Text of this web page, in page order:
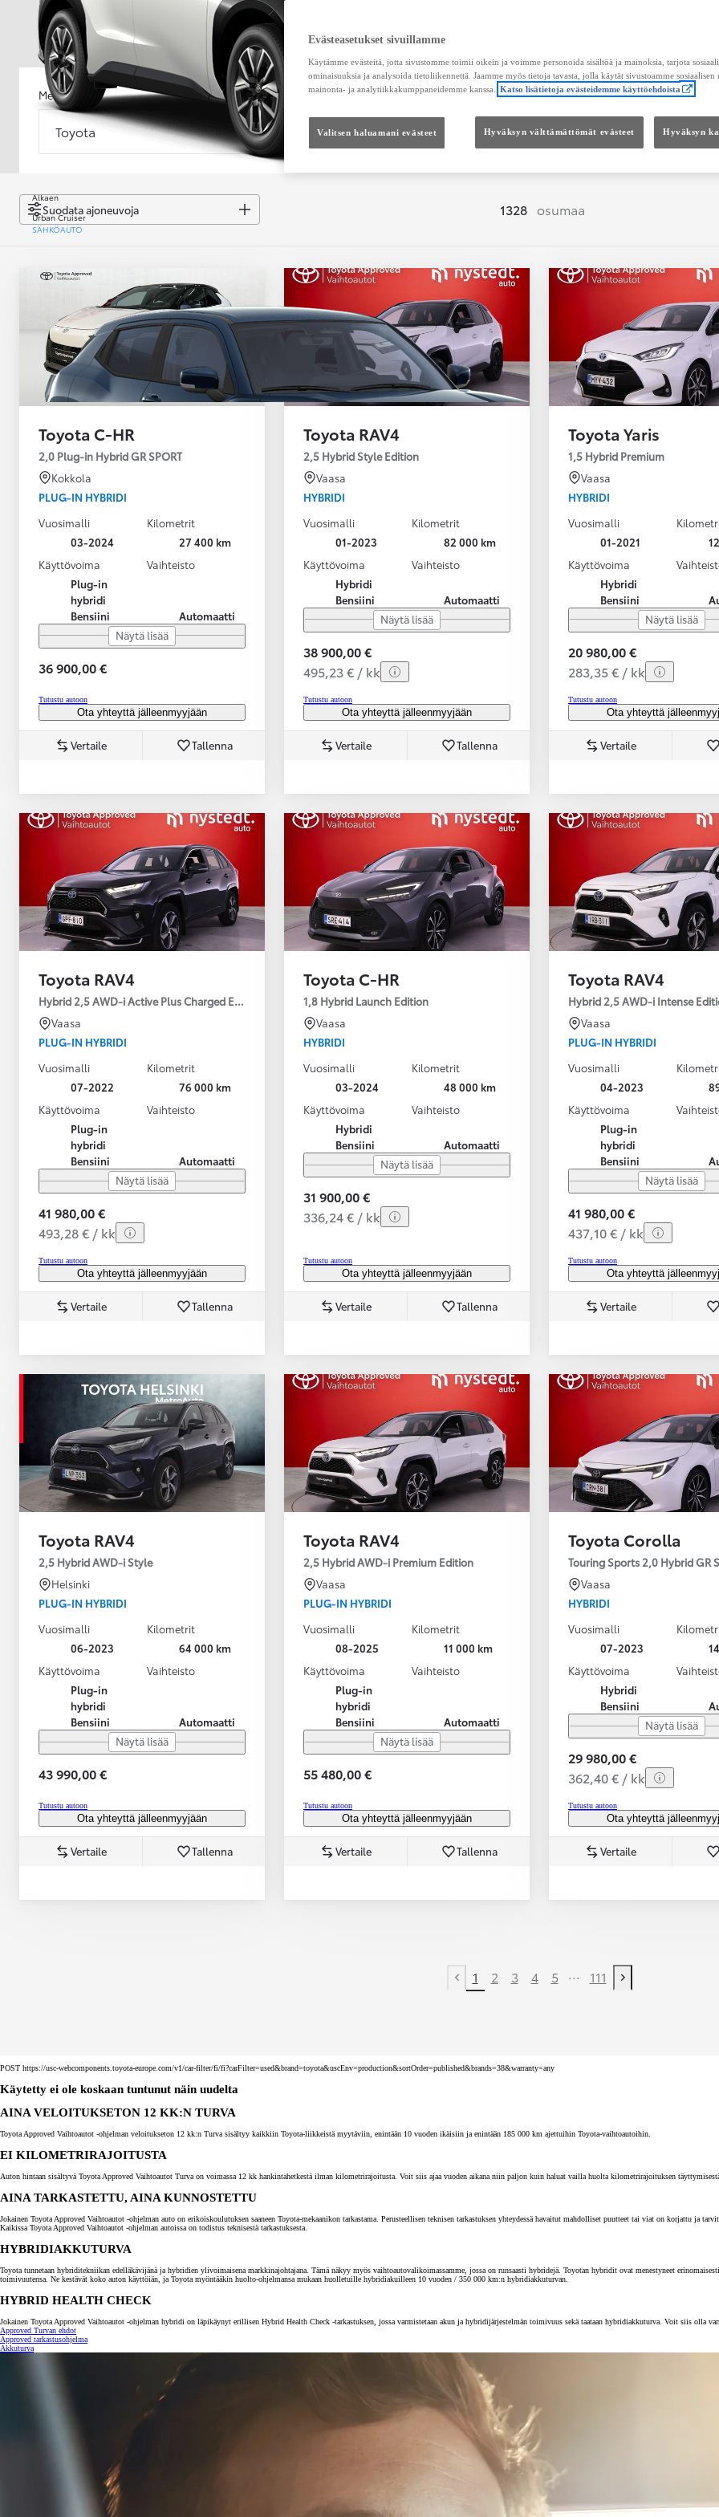
Alkaen
Urban Cruiser
SÄHKÖAUTO
tai kuukausierä
Yaris Cross
Tulossa pian
Alkaen
Merkki
Toyota
Malli
Malli
Hinta
Kokonaishinta
Suodata ajoneuvoja 1328 osumaa
Toyota C-HR
2,0 Plug-in Hybrid GR SPORT
Kokkola
PLUG-IN HYBRIDI
Vuosimalli
03-2024
Kilometrit
27 400 km
Käyttövoima
Plug-in
hybridi
Bensiini
Vaihteisto
Automaatti
Näytä lisää
36 900,00 €
Tutustu autoon
Ota yhteyttä jälleenmyyjään
Vertaile Tallenna
Toyota RAV4
2,5 Hybrid Style Edition
Vaasa
HYBRIDI
Vuosimalli
01-2023
Kilometrit
82 000 km
Käyttövoima
Hybridi
Bensiini
Vaihteisto
Automaatti
Näytä lisää
38 900,00 €
495,23 € / kk
Tutustu autoon
Ota yhteyttä jälleenmyyjään
Vertaile Tallenna
Toyota Yaris
1,5 Hybrid Premium
Vaasa
HYBRIDI
Vuosimalli
01-2021
Käyttövoima
Hybridi
Bensiini
Näytä lisää
20 980,00 €
283,35 € / kk
Tutustu autoon
Ota yhteyttä
Vertaile
Toyota RAV4
Hybrid 2,5 AWD-i Active Plus Charged Edition
Vaasa
PLUG-IN HYBRIDI
Vuosimalli
07-2022
Kilometrit
76 000 km
Käyttövoima
Plug-in
hybridi
Bensiini
Vaihteisto
Automaatti
Näytä lisää
41 980,00 €
493,28 € / kk
Tutustu autoon
Ota yhteyttä jälleenmyyjään
Vertaile Tallenna
Toyota C-HR
1,8 Hybrid Launch Edition
Vaasa
HYBRIDI
Vuosimalli
03-2024
Kilometrit
48 000 km
Käyttövoima
Hybridi
Bensiini
Vaihteisto
Automaatti
Näytä lisää
31 900,00 €
336,24 € / kk
Tutustu autoon
Ota yhteyttä jälleenmyyjään
Vertaile Tallenna
Toyota RAV4
Hybrid 2,5 AWD-i Intense
Vaasa
PLUG-IN HYBRIDI
Vuosimalli
04-2023
Käyttövoima
Plug-in
hybridi
Bensiini
Näytä lisää
41 980,00 €
437,10 € / kk
Tutustu autoon
Ota yhteyttä
Vertaile
Toyota RAV4
2,5 Hybrid AWD-i Style
Helsinki
PLUG-IN HYBRIDI
Vuosimalli
06-2023
Kilometrit
64 000 km
Käyttövoima
Plug-in
hybridi
Bensiini
Vaihteisto
Automaatti
Näytä lisää
43 990,00 €
Tutustu autoon
Ota yhteyttä jälleenmyyjään
Vertaile Tallenna
Toyota RAV4
2,5 Hybrid AWD-i Premium Edition
Vaasa
PLUG-IN HYBRIDI
Vuosimalli
08-2025
Kilometrit
11 000 km
Käyttövoima
Plug-in
hybridi
Bensiini
Vaihteisto
Automaatti
Näytä lisää
55 480,00 €
Tutustu autoon
Ota yhteyttä jälleenmyyjään
Vertaile Tallenna
Toyota Corolla
Touring Sports 2,0 Hybrid GR
Vaasa
HYBRIDI
Vuosimalli
07-2023
Käyttövoima
Hybridi
Bensiini
Näytä lisää
29 980,00 €
362,40 € / kk
Tutustu autoon
Ota yhteyttä
Vertaile
Previous page
1 2 3 4 5 ... 111
Next page
POST https://usc-webcomponents.toyota-europe.com/v1/car-filter/fi/fi?carFilter=used&brand=toyota&uscEnv=production&sortOrder=published&brands=38&warranty=any
Käytetty ei ole koskaan tuntunut näin uudelta
AINA VELOITUKSETON 12 KK:N TURVA
Toyota Approved Vaihtoautot -ohjelman veloitukseton 12 kk:n Turva sisältyy kaikkiin Toyota-liikkeistä myytäviin, enintään 10 vuoden ikäisiin ja enintään 185 000 km ajettuihin Toyota-vaihtoautoihin.
EI KILOMETRIRAJOITUSTA
Auton hintaan sisältyvä Toyota Approved Vaihtoautot Turva on voimassa 12 kk hankintahetkestä ilman kilometrirajoitusta. Voit siis ajaa vuoden aikana niin paljon kuin haluat vailla huolta kilometrirajoituksen
AINA TARKASTETTU, AINA KUNNOSTETTU
Jokainen Toyota Approved Vaihtoautot -ohjelman auto on erikoiskoulutuksen saaneen Toyota-mekaanikon tarkastama. Perusteellisen teknisen tarkastuksen yhteydessä havaitut mahdolliset puutteet tai viat on korjattu ja
Kaikissa Toyota Approved Vaihtoautot -ohjelman autoissa on todistus teknisestä tarkastuksesta.
HYBRIDIAKKUTURVA
Toyota tunnetaan hybriditekniikan edelläkävijänä ja hybridien ylivoimaisena markkinajohtajana. Tämä näkyy myös vaihtoautovalikoimassamme, jossa on runsaasti hybridejä. Toyotan hybridit ovat menestyneet
toimivuutensa. Ne kestävät koko auton käyttöiän, ja Toyota myöntääkin huolto-ohjelmansa mukaan huolletuille hybridiakuilleen 10 vuoden / 350 000 km:n hybridiakkuturvan.
HYBRID HEALTH CHECK
Jokainen Toyota Approved Vaihtoautot -ohjelman hybridi on läpikäynyt erillisen Hybrid Health Check -tarkastuksen, jossa varmistetaan akun ja hybridijärjestelmän toimivuus sekä taataan hybridiakkuturva. Voit siis olla
Approved Turvan ehdot
Approved tarkastusohjelma
Akkuturva
Evästeasetukset sivuillamme
Käytämme evästeitä, jotta sivustomme toimii oikein ja voimme personoida sisältöä ja mainoksia, tarjota
ominaisuuksia ja analysoida tietoliikennettä. Jaamme myös tietoja tavasta, jolla käytät sivustoamme sosiaalisen
mainonta- ja analytiikkakumppaneidemme kanssa.
Katso lisätietoja evästeidemme käyttöehdoista
Valitsen haluamani evästeet Hyväksyn välttämättömät evästeet Hyväksyn